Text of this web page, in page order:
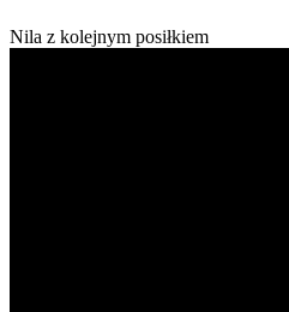
Nila z kolejnym posiłkiem